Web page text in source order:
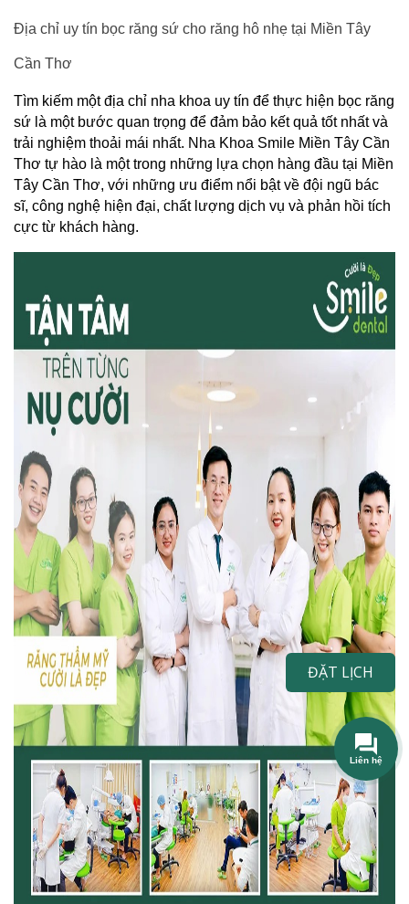
Địa chỉ uy tín bọc răng sứ cho răng hô nhẹ tại Miền Tây
Cần Thơ
Tìm kiếm một địa chỉ nha khoa uy tín để thực hiện bọc răng
sứ là một bước quan trọng để đảm bảo kết quả tốt nhất và
trải nghiệm thoải mái nhất. Nha Khoa Smile Miền Tây Cần
Thơ tự hào là một trong những lựa chọn hàng đầu tại Miền
Tây Cần Thơ, với những ưu điểm nổi bật về đội ngũ bác
sĩ, công nghệ hiện đại, chất lượng dịch vụ và phản hồi tích
cực từ khách hàng.
ĐẶT LỊCH